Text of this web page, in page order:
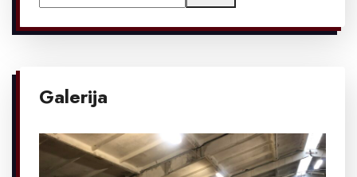
Galerija